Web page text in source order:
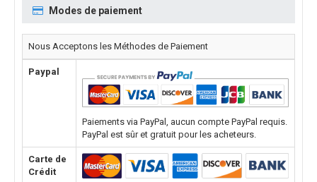
Modes de paiement
Nous Acceptons les Méthodes de Paiement
Paypal
Paiements via PayPal, aucun compte PayPal requis.
PayPal est sûr et gratuit pour les acheteurs.
Carte de
Crédit